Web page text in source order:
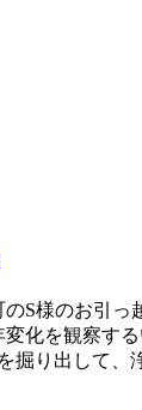
S様のお引
化を観察
掘り出して